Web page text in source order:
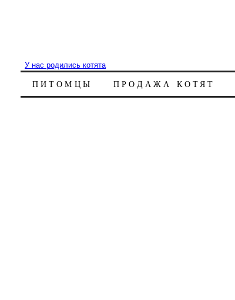
У нас родились котята
ПИТОМЦЫ ПРОДАЖА КОТЯТ